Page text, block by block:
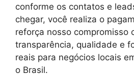
conforme os contatos e
chegar, você realiza o
reforça nosso compromisso
transparência, qualidade e
reais para negócios locais
o Brasil.